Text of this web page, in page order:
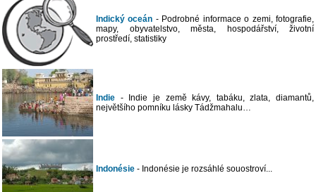
Indický oceán - Podrobné informace o zemi, fotografie,
mapy, obyvatelstvo, města, hospodářství, životní
prostředí, statistiky
Indie - Indie je země kávy, tabáku, zlata, diamantů,
největšího pomníku lásky Tádžmahalu…
Indonésie - Indonésie je rozsáhlé souostroví...